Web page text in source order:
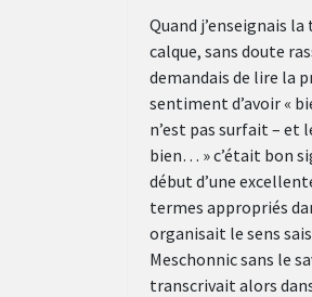
Quand j’enseignais
calque, sans doute
demandais de lire la
sentiment d’avoir «
n’est pas surfait – et
bien… » c’était bon
début d’une
termes appropriés
organisait le sens
Meschonnic sans le
transcrivait alors